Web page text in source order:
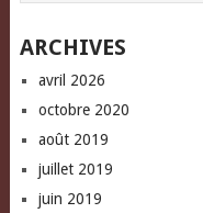
ARCHIVES
avril 2026
octobre 2020
août 2019
juillet 2019
juin 2019